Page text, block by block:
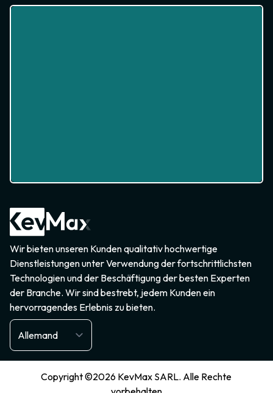
Wir bieten unseren Kunden qualitativ hochwertige
Dienstleistungen unter Verwendung der fortschrittlichsten
Technologien und der Beschäftigung der besten Experten
der Branche. Wir sind bestrebt, jedem Kunden ein
hervorragendes Erlebnis zu bieten.
Copyright ©2026 KevMax SARL. Alle Rechte